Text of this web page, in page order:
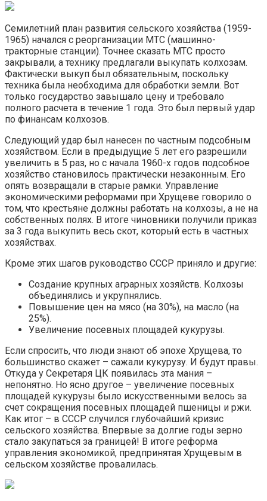
Семилетний план развития сельского хозяйства (1959-
1965) начался с реорганизации МТС (машинно-
тракторные станции). Точнее сказать МТС просто
закрывали, а технику предлагали выкупать колхозам.
Фактически выкуп был обязательным, поскольку
техника была необходима для обработки земли. Вот
только государство завышало цену и требовало
полного расчета в течение 1 года. Это был первый удар
по финансам колхозов.
Следующий удар был нанесен по частным подсобным
хозяйством. Если в предыдущие 5 лет его разрешили
увеличить в 5 раз, но с начала 1960-х годов подсобное
хозяйство становилось практически незаконным. Его
опять возвращали в старые рамки. Управление
экономическими реформами при Хрущеве говорило о
том, что крестьяне должны работать на колхозы, а не на
собственных полях. В итоге чиновники получили приказ
за 3 года выкупить весь скот, который есть в частных
хозяйствах.
Кроме этих шагов руководство СССР приняло и другие:
Создание крупных аграрных хозяйств. Колхозы
объединялись и укрупнялись.
Повышение цен на мясо (на 30%), на масло (на
25%).
Увеличение посевных площадей кукурузы.
Если спросить, что люди знают об эпохе Хрущева, то
большинство скажет – сажали кукурузу. И будут правы.
Откуда у Секретаря ЦК появилась эта мания –
непонятно. Но ясно другое – увеличение посевных
площадей кукурузы было искусственными велось за
счет сокращения посевных площадей пшеницы и ржи.
Как итог – в СССР случился глубочайший кризис
сельского хозяйства. Впервые за долгие годы зерно
стало закупаться за границей! В итоге реформа
управления экономикой, предпринятая Хрущевым в
сельском хозяйстве провалилась.